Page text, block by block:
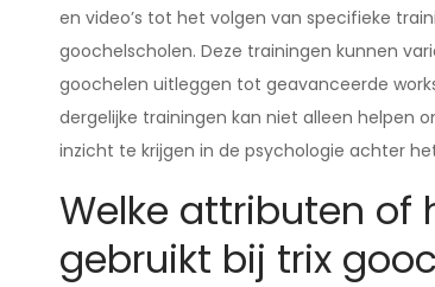
en video’s tot het volgen van specifieke
goochelscholen. Deze trainingen kunnen
goochelen uitleggen tot geavanceerde
dergelijke trainingen kan niet alleen helpen
inzicht te krijgen in de psychologie achter
Welke attributen of
gebruikt bij trix